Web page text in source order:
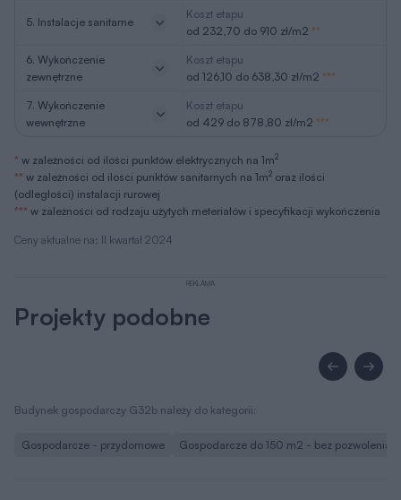
Ceny aktualne na: II kwartał 2024
5. Instalacje sanitarne
Koszt etapu
od 232,70 do 910 zł/m2 **
6. Wykończenie
zewnętrzne
Koszt etapu
od 126,10 do 638,30 zł/m2 ***
7. Wykończenie
wewnętrzne
Koszt etapu
od 429 do 878,80 zł/m2 ***
* w zależności od ilości punktów elektrycznych na 1m2
** w zależności od ilości punktów sanitarnych na 1m2 oraz ilości
(odległości) instalacji rurowej
*** w zależności od rodzaju użytych meteriałów i specyfikacji wykończenia
REKLAMA
Projekty podobne
Budynek gospodarczy G32b należy do kategorii:
Gospodarcze - przydomowe Gospodarcze do 150 m2 - bez pozwolenia i